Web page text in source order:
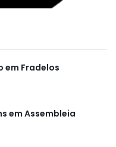
em Fradelos
em Assembleia